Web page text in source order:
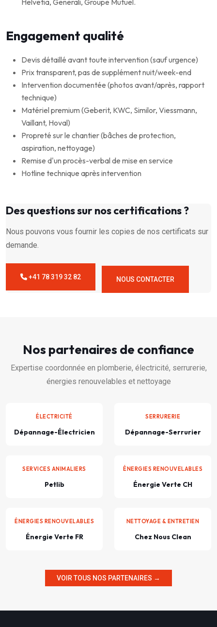
Helvetia, Generali, Groupe Mutuel.
Engagement qualité
Devis détaillé avant toute intervention (sauf urgence)
Prix transparent, pas de supplément nuit/week-end
Intervention documentée (photos avant/après, rapport
technique)
Matériel premium (Geberit, KWC, Similor, Viessmann,
Vaillant, Hoval)
Propreté sur le chantier (bâches de protection,
aspiration, nettoyage)
Remise d'un procès-verbal de mise en service
Hotline technique après intervention
Des questions sur nos certifications ?
Nous pouvons vous fournir les copies de nos certificats sur
demande.
+41 78 319 32 82 NOUS CONTACTER
Nos partenaires de confiance
Expertise coordonnée en plomberie, électricité, serrurerie,
énergies renouvelables et nettoyage
ÉLECTRICITÉ
Dépannage-Électricien
SERRURERIE
Dépannage-Serrurier
SERVICES ANIMALIERS
Petlib
ÉNERGIES RENOUVELABLES
Énergie Verte CH
ÉNERGIES RENOUVELABLES
Énergie Verte FR
NETTOYAGE & ENTRETIEN
Chez Nous Clean
VOIR TOUS NOS PARTENAIRES →